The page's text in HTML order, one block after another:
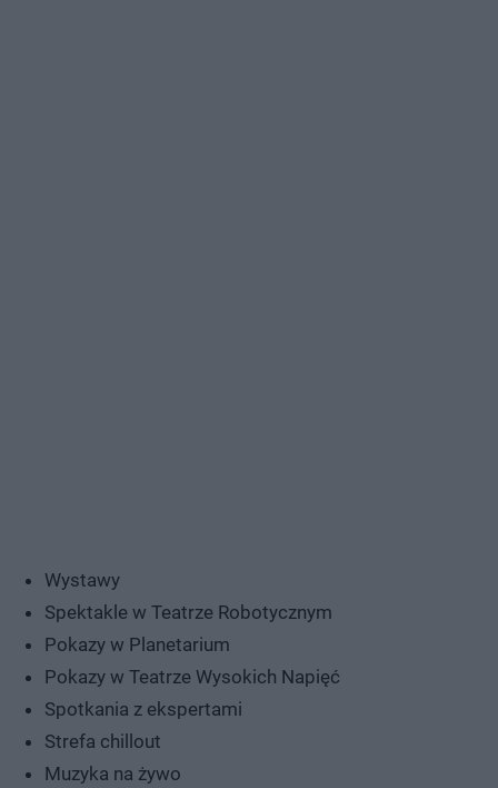
Wystawy
Spektakle w Teatrze Robotycznym
Pokazy w Planetarium
Pokazy w Teatrze Wysokich Napięć
Spotkania z ekspertami
Strefa chillout
Muzyka na żywo